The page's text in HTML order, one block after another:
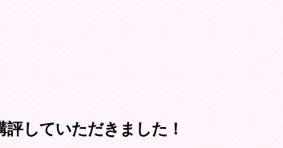
評していただきました！